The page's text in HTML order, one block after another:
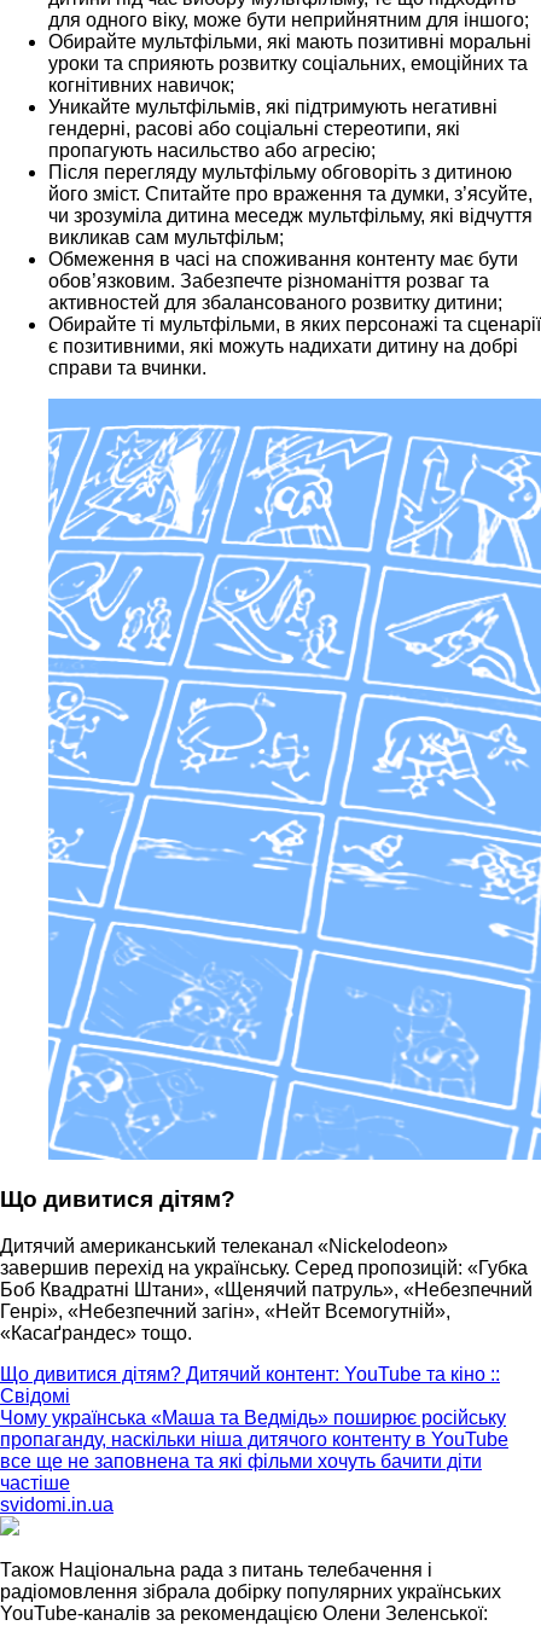
для одного віку, може бути неприйнятним для іншого;
Обирайте мультфільми, які мають позитивні моральні
уроки та сприяють розвитку соціальних, емоційних та
когнітивних навичок;
Уникайте мультфільмів, які підтримують негативні
гендерні, расові або соціальні стереотипи, які
пропагують насильство або агресію;
Після перегляду мультфільму обговоріть з дитиною
його зміст. Спитайте про враження та думки, з’ясуйте,
чи зрозуміла дитина меседж мультфільму, які відчуття
викликав сам мультфільм;
Обмеження в часі на споживання контенту має бути
обов’язковим. Забезпечте різноманіття розваг та
активностей для збалансованого розвитку дитини;
Обирайте ті мультфільми, в яких персонажі та сценарії
є позитивними, які можуть надихати дитину на добрі
справи та вчинки.
Що дивитися дітям?
Дитячий американський телеканал «Nickelodeon»
завершив перехід на українську. Серед пропозицій: «Губка
Боб Квадратні Штани», «Щенячий патруль», «Небезпечний
Генрі», «Небезпечний загін», «Нейт Всемогутній»,
«Касаґрандес» тощо.
Що дивитися дітям? Дитячий контент: YouTube та кіно ::
Свідомі
Чому українська «Маша та Ведмідь» поширює російську
пропаганду, наскільки ніша дитячого контенту в YouTube
все ще не заповнена та які фільми хочуть бачити діти
частіше
svidomi.in.ua
Також Національна рада з питань телебачення і
радіомовлення зібрала добірку популярних українських
YouTube-каналів за рекомендацією Олени Зеленської: